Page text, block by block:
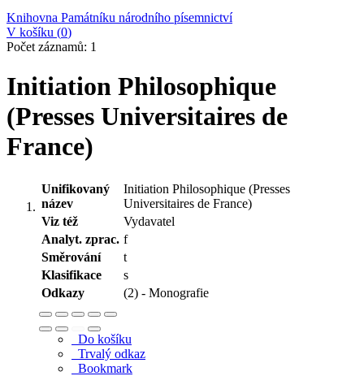
Knihovna Památníku národního písemnictví
V košíku (0)
Počet záznamů: 1
Initiation Philosophique
(Presses Universitaires de
France)
Unifikovaný
název
Initiation Philosophique (Presses
Universitaires de France)
Viz též
Vydavatel
Analyt. zprac. f
Směrování
t
Klasifikace
s
Odkazy
(2) - Monografie
Do košíku
Trvalý odkaz
Bookmark